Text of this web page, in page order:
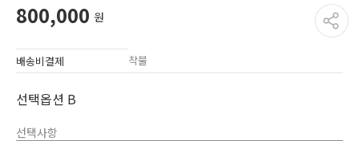
800,000 원
배송비결제 착불
선택옵션 B
선택사항